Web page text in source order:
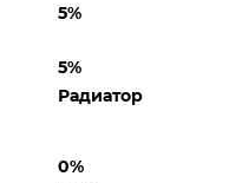
5%
5%
Радиатор
0%